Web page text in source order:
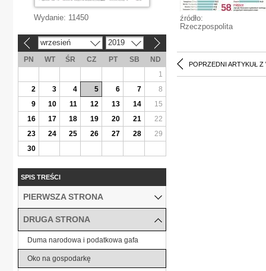
źródło:
Rzeczpospolita
POPRZEDNI ARTYKUŁ Z
Wydanie: 11450
wrzesień 2019
PN WT ŚR CZ PT SB
ND
1
2
3 4 5 6 7
8
9
10 11 12 13 14
15
16
17 18 19 20 21
22
23
24 25 26 27 28
29
30
SPIS TREŚCI
PIERWSZA STRONA
DRUGA STRONA
Duma narodowa i podatkowa gafa
Oko na gospodarkę